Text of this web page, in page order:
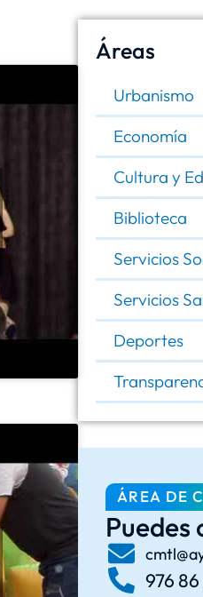
Áreas
Urbanismo
Economía
Cultura y
Biblioteca
Servicios
Servicios
Deportes
ÁREA DE
976